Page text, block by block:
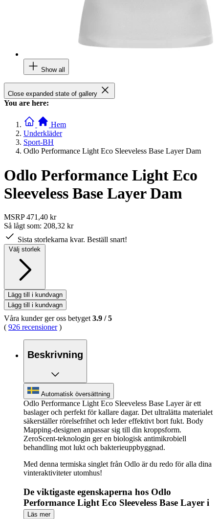
Show all
Close expanded state of gallery
You are here:
Hem
Underkläder
Sport-BH
Odlo Performance Light Eco Sleeveless Base Layer Dam
Odlo Performance Light Eco
Sleeveless Base Layer Dam
MSRP 471,40 kr
Så lågt som: 208,32 kr
Sista storlekarna kvar. Beställ snart!
Välj storlek
Lägg till i kundvagn
Lägg till i kundvagn
Våra kunder ger oss betyget 3.9 /5
( 926 recensioner)
Beskrivning
Automatisk översättning
Odlo Performance Light Eco Sleeveless Base Layer är ett
baslager och perfekt för kallare dagar. Det ultralätta materialet
säkerställer rörelsefrihet och leder effektivt bort fukt. Body
Mapping-designen anpassar sig till din kroppsform.
ZeroScent-teknologin ger en biologisk antimikrobiell
behandling mot lukt och bakterieuppbyggnad.
Med denna termiska singlet från Odlo är du redo för alla dina
vinteraktiviteter utomhus!
De viktigaste egenskaperna hos Odlo
Performance Light Eco Sleeveless Base Layer i
ett ögonkast:
Läs mer